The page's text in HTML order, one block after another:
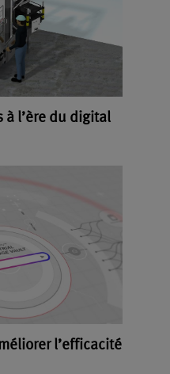
à l’ère du digital
l’efficacité